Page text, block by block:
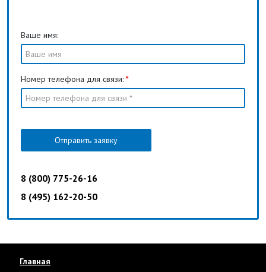
Ваше имя:
Номер телефона для связи: *
Отправить заявку
8 (800) 775-26-16
8 (495) 162-20-50
Главная